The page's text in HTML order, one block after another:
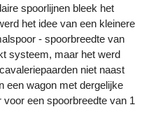
spoorlijnen bleek het
het idee van een kleinere
- spoorbreedte van
systeem, maar het werd
niet naast
een wagon met dergelijke
een spoorbreedte van 1